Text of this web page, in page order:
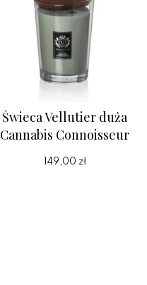
Świeca Vellutier duża
Cannabis Connoisseur
149,00 zł